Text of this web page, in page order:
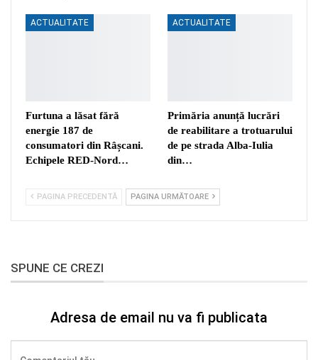
ACTUALITATE
Furtuna a lăsat fără
energie 187 de
consumatori din Râșcani.
Echipele RED-Nord…
ACTUALITATE
Primăria anunță lucrări
de reabilitare a trotuarului
de pe strada Alba-Iulia
din…
PAGINA PRECEDENTĂ PAGINA URMĂTOARE
SPUNE CE CREZI
Adresa de email nu va fi publicata